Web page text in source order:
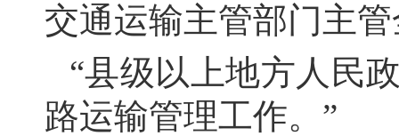
交通运输主管部门主
“县级以上地方人民
路运输管理工作。”